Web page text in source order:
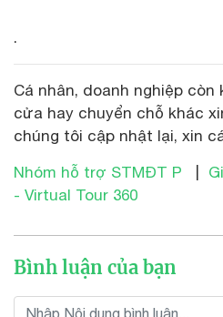
.
Cá nhân, doanh nghiệp còn
cửa hay chuyển chỗ khác
chúng tôi cập nhật lại, xin
Nhóm hỗ trợ STMĐT P
- Virtual Tour 360
Bình luận của bạn